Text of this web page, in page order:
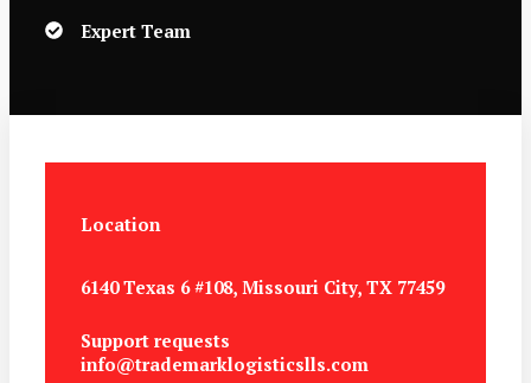
Expert Team
Location
6140 Texas 6 #108, Missouri City, TX 77459
Support requests
info@trademarklogisticslls.com